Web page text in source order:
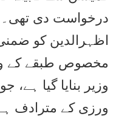
درخواست دی تھی۔
اظہرالدین کو
مخصوص طبقے کے
وزیر بنایا گیا